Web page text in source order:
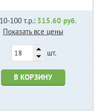
100 т.р.: 315.60 руб.
Показать все цены
шт.
В КОРЗИНУ